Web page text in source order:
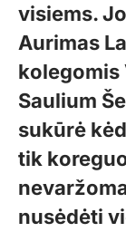
visiems.
Aurimas
kolegomis
Saulium
sukūrė
tik
nusėdėti